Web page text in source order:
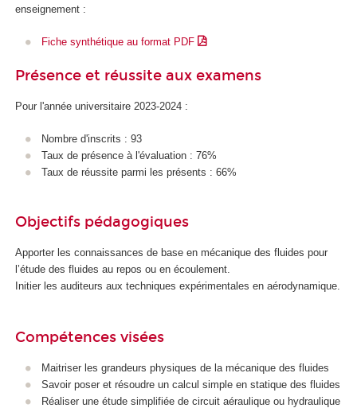
enseignement :
Fiche synthétique au format PDF
Présence et réussite aux examens
Pour l'année universitaire 2023-2024 :
Nombre d'inscrits : 93
Taux de présence à l'évaluation : 76%
Taux de réussite parmi les présents : 66%
Objectifs pédagogiques
Apporter les connaissances de base en mécanique des fluides pour
l’étude des fluides au repos ou en écoulement.
Initier les auditeurs aux techniques expérimentales en aérodynamique.
Compétences visées
Maitriser les grandeurs physiques de la mécanique des fluides
Savoir poser et résoudre un calcul simple en statique des fluides
Réaliser une étude simplifiée de circuit aéraulique ou hydraulique